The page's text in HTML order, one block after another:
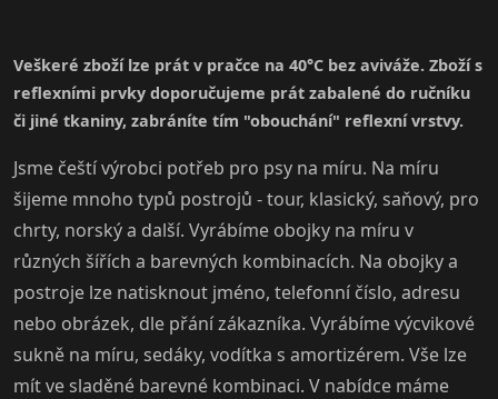
Veškeré zboží lze prát v pračce na 40°C bez aviváže. Zboží s
reflexními prvky doporučujeme prát zabalené do ručníku
či jiné tkaniny, zabráníte tím "obouchání" reflexní vrstvy.
Jsme čeští výrobci potřeb pro psy na míru. Na míru
šijeme mnoho typů postrojů - tour, klasický, saňový, pro
chrty, norský a další. Vyrábíme obojky na míru v
různých šířích a barevných kombinacích. Na obojky a
postroje lze natisknout jméno, telefonní číslo, adresu
nebo obrázek, dle přání zákazníka. Vyrábíme výcvikové
sukně na míru, sedáky, vodítka s amortizérem. Vše lze
mít ve sladěné barevné kombinaci. V nabídce máme